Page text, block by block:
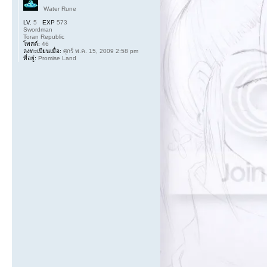
Water Rune
LV. 5 EXP 573
Swordman
Toran Republic
โพสต์: 46
ลงทะเบียนเมื่อ: ศุกร์ พ.ค. 15, 2009 2:58 pm
ที่อยู่: Promise Land